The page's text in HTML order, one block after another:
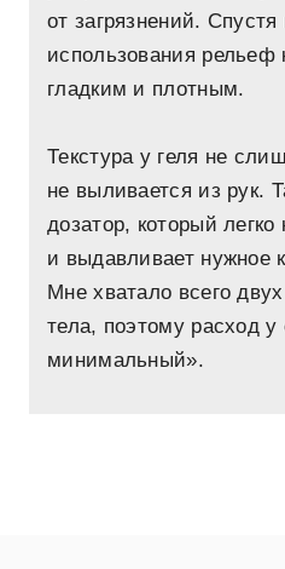
от загрязнений.
использования рельеф
гладким и плотным.
Текстура у геля не
не выливается из рук.
дозатор, который
и выдавливает нужное
Мне хватало всего
тела, поэтому расход у
минимальный».